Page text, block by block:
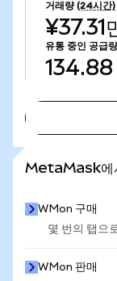
거래량 (24시간)
¥37.31
유통 중인 공급량
134.88
MetaMask에
WMon 구매
몇 번의 탭으
WMon 판매